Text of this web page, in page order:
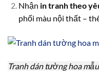
Nhận in tranh theo
phối màu nội thất –
Tranh dán tường hoa